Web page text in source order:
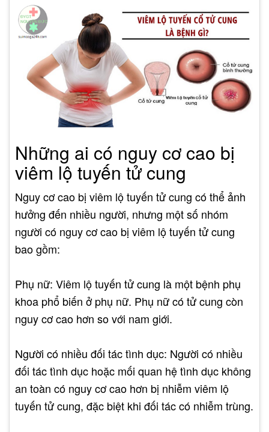
Những ai có nguy cơ cao bị
viêm lộ tuyến tử cung
Nguy cơ cao bị viêm lộ tuyến tử cung có thể ảnh
hưởng đến nhiều người, nhưng một số nhóm
người có nguy cơ cao bị viêm lộ tuyến tử cung
bao gồm:
Phụ nữ: Viêm lộ tuyến tử cung là một bệnh phụ
khoa phổ biến ở phụ nữ. Phụ nữ có tử cung còn
nguy cơ cao hơn so với nam giới.
Người có nhiều đối tác tình dục: Người có nhiều
đối tác tình dục hoặc mối quan hệ tình dục không
an toàn có nguy cơ cao hơn bị nhiễm viêm lộ
tuyến tử cung, đặc biệt khi đối tác có nhiễm trùng.